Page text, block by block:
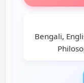
Bengali,